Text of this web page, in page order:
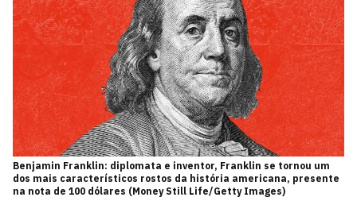
Benjamin Franklin: diplomata e inventor, Franklin se tornou um
dos mais característicos rostos da história americana, presente
na nota de 100 dólares (Money Still Life/Getty Images)